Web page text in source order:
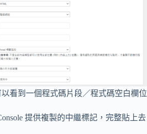
看到一個程式碼片段／程式碼空白欄位
提供複製的中繼標記，完整貼上去